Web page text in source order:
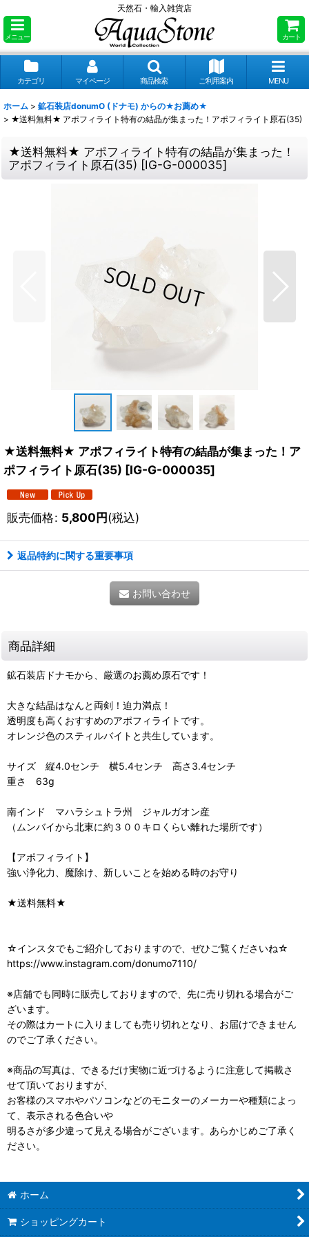
天然石・輸入雑貨店
メニュー カート
カテゴリ マイページ 商品検索 ご利用案内 MENU
ホーム > 鉱石装店donumO (ドナモ) からの★お薦め★
> ★送料無料★ アポフィライト特有の結晶が集まった！アポフィライト原石(35)
★送料無料★ アポフィライト特有の結晶が集まった！
アポフィライト原石(35) [IG-G-000035]
★送料無料★ アポフィライト特有の結晶が集まった！ア
ポフィライト原石(35) [IG-G-000035]
販売価格: 5,800円(税込)
返品特約に関する重要事項
お問い合わせ
商品詳細
鉱石装店ドナモから、厳選のお薦め原石です！
大きな結晶はなんと両剣！迫力満点！
透明度も高くおすすめのアポフィライトです。
オレンジ色のスティルバイトと共生しています。
サイズ 縦4.0センチ 横5.4センチ 高さ3.4センチ
重さ 63g
南インド マハラシュトラ州 ジャルガオン産
（ムンバイから北東に約３００キロくらい離れた場所です）
【アポフィライト】
強い浄化力、魔除け、新しいことを始める時のお守り
★送料無料★
☆インスタでもご紹介しておりますので、ぜひご覧くださいね☆
https://www.instagram.com/donumo7110/
※店舗でも同時に販売しておりますので、先に売り切れる場合がご
ざいます。
その際はカートに入りましても売り切れとなり、お届けできません
のでご了承ください。
※商品の写真は、できるだけ実物に近づけるように注意して掲載さ
せて頂いておりますが、
お客様のスマホやパソコンなどのモニターのメーカーや種類によっ
て、表示される色合いや
明るさが多少違って見える場合がございます。あらかじめご了承く
ださい。
ホーム
ショッピングカート